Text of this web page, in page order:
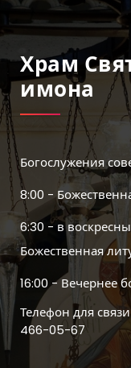
Храм
Имона
Богослужения
8:00 -
6:30 - в
Божественная
16:00 - Вечернее
Телефон для
466-05-67